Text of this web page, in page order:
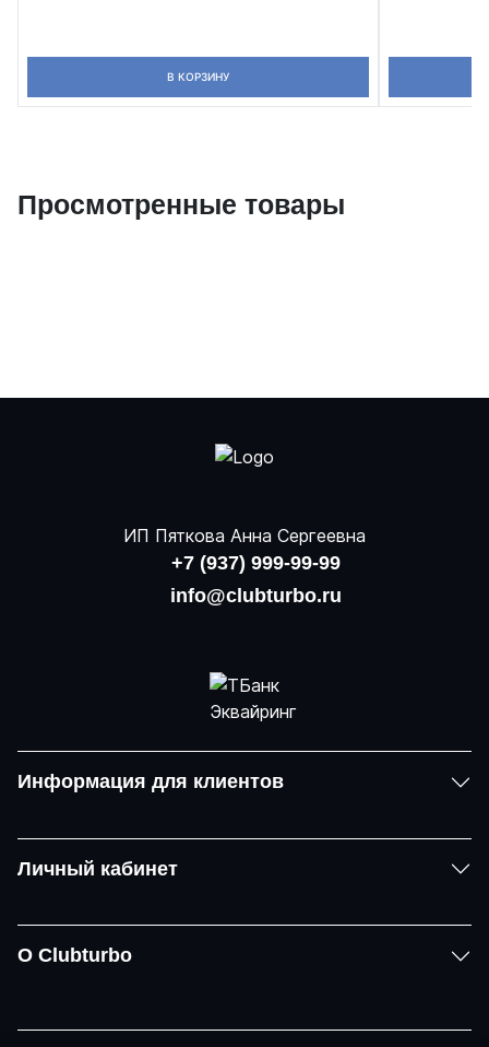
В КОРЗИНУ
Просмотренные товары
ИП Пяткова Анна Сергеевна
+7 (937) 999-99-99
info@clubturbo.ru
Информация для клиентов
Личный кабинет
О Clubturbo